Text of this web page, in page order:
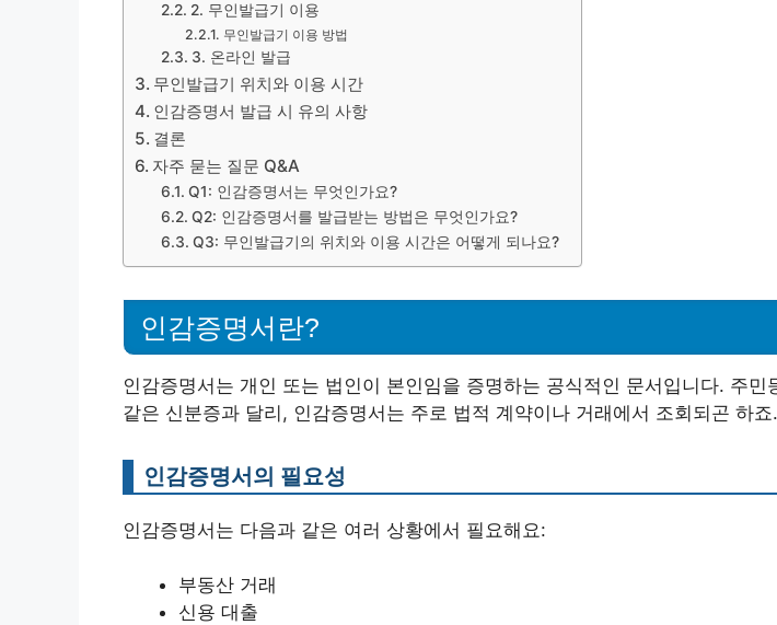
2. 무인발급기 이용
무인발급기 이용 방법
3. 온라인 발급
무인발급기 위치와 이용 시간
인감증명서 발급 시 유의 사항
결론
자주 묻는 질문 Q&A
Q1: 인감증명서는 무엇인가요?
Q2: 인감증명서를 발급받는 방법은 무엇인가요?
Q3: 무인발급기의 위치와 이용 시간은 어떻게 되나요?
인감증명서란?
인감증명서는 개인 또는 법인이 본인임을 증명하는 공식적인 문서입니다. 주민
같은 신분증과 달리, 인감증명서는 주로 법적 계약이나 거래에서 조회되곤 하죠.
인감증명서의 필요성
인감증명서는 다음과 같은 여러 상황에서 필요해요:
부동산 거래
신용 대출